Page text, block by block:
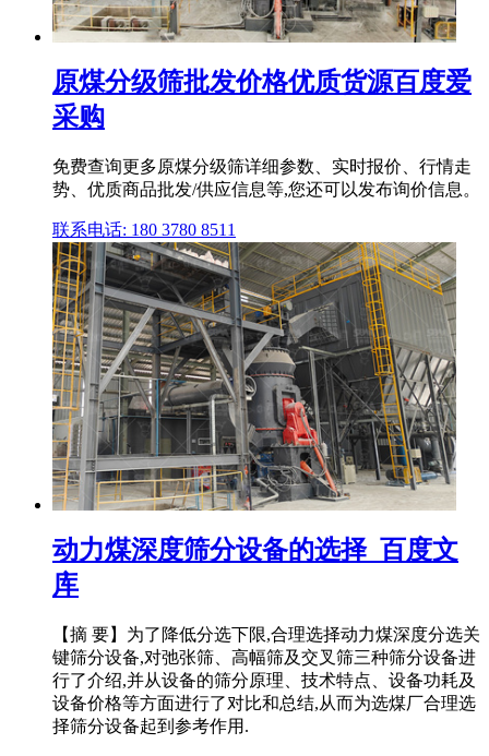
原煤分级筛批发价格优质货源百度爱
采购
免费查询更多原煤分级筛详细参数、实时报价、行情走
势、优质商品批发/供应信息等,您还可以发布询价信息。
联系电话: 180 3780 8511
动力煤深度筛分设备的选择_百度文
库
【摘 要】为了降低分选下限,合理选择动力煤深度分选关
键筛分设备,对弛张筛、高幅筛及交叉筛三种筛分设备进
行了介绍,并从设备的筛分原理、技术特点、设备功耗及
设备价格等方面进行了对比和总结,从而为选煤厂合理选
择筛分设备起到参考作用.